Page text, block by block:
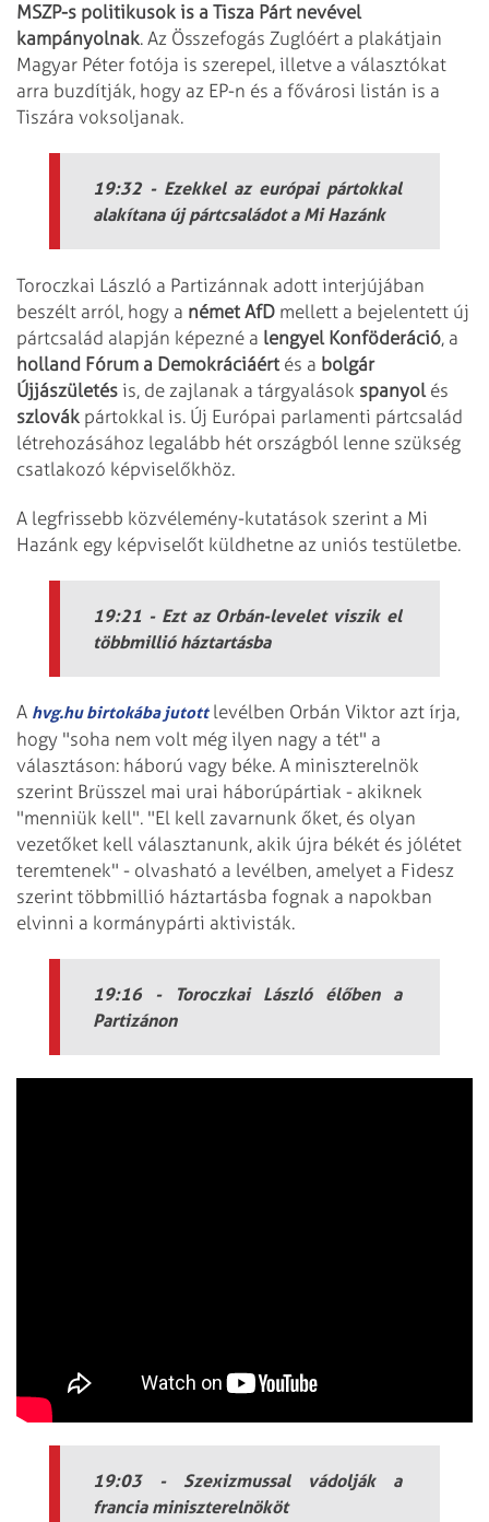
MSZP-s politikusok is a Tisza Párt nevével
kampányolnak. Az Összefogás Zuglóért a plakátjain
Magyar Péter fotója is szerepel, illetve a választókat
arra buzdítják, hogy az EP-n és a fővárosi listán is a
Tiszára voksoljanak.
19:32 - Ezekkel az európai pártokkal
alakítana új pártcsaládot a Mi Hazánk
Toroczkai László a Partizánnak adott interjújában
beszélt arról, hogy a német AfD mellett a bejelentett új
pártcsalád alapján képezné a lengyel Konföderáció, a
holland Fórum a Demokráciáért és a bolgár
Újjászületés is, de zajlanak a tárgyalások spanyol és
szlovák pártokkal is. Új Európai parlamenti pártcsalád
létrehozásához legalább hét országból lenne szükség
csatlakozó képviselőkhöz.
A legfrissebb közvélemény-kutatások szerint a Mi
Hazánk egy képviselőt küldhetne az uniós testületbe.
19:21 - Ezt az Orbán-levelet viszik el
többmillió háztartásba
A hvg.hu birtokába jutottlevélben Orbán Viktor azt írja,
hogy "soha nem volt még ilyen nagy a tét" a
választáson: háború vagy béke. A miniszterelnök
szerint Brüsszel mai urai háborúpártiak - akiknek
"menniük kell". "El kell zavarnunk őket, és olyan
vezetőket kell választanunk, akik újra békét és jólétet
teremtenek" - olvasható a levélben, amelyet a Fidesz
szerint többmillió háztartásba fognak a napokban
elvinni a kormánypárti aktivisták.
19:16 - Toroczkai László élőben a
Partizánon
19:03 - Szexizmussal vádolják a
francia miniszterelnököt